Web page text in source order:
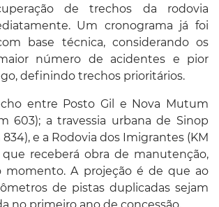
de trechos da rodovia
Um cronograma já foi
base técnica, considerando os
número de acidentes e pior
definindo trechos prioritários.
entre Posto Gil e Nova Mutum
603); a travessia urbana de Sinop
834), e a Rodovia dos Imigrantes (KM
que receberá obra de manutenção,
momento. A projeção é de que ao
de pistas duplicadas sejam